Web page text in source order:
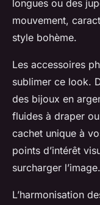
longues ou des
mouvement,
style bohème.
Les accessoires
sublimer ce look.
des bijoux en
fluides à draper
cachet unique à
points d’intérêt
surcharger l’image.
L’harmonisation